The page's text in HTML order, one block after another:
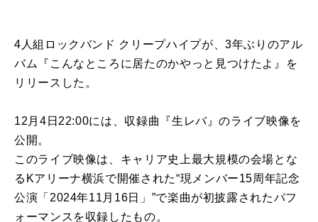
4人組ロックバンド クリープハイプが、3年ぶりのアル
バム『こんなところに居たのかやっと見つけたよ』を
リリースした。
12月4日22:00には、収録曲『生レバ』のライブ映像を
公開。
このライブ映像は、キャリア史上最大規模の会場とな
るKアリーナ横浜で開催された“現メンバー15周年記念
公演「2024年11月16日」”で楽曲が初披露されたパフ
ォーマンスを収録したもの。